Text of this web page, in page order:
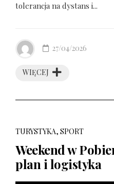
tolerancja na dystans i...
WIĘCEJ
27/04/2026
TURYSTYKA, SPORT
Weekend w
plan i logistyka